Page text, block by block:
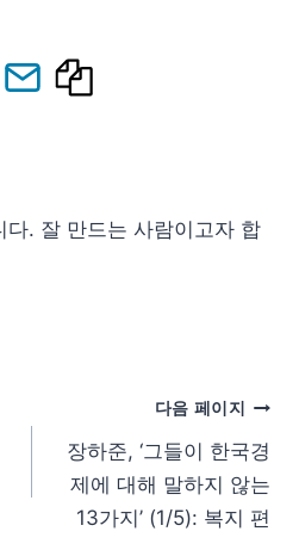
다. 잘 만드는 사람이고자 합
다음 페이지
장하준, ‘그들이 한국경
제에 대해 말하지 않는
13가지’ (1/5): 복지 편